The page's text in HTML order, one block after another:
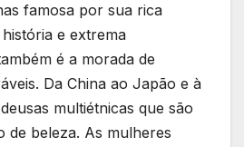
famosa por sua rica
e extrema
é a morada de
Da China ao Japão e à
multiétnicas que são
de beleza. As mulheres